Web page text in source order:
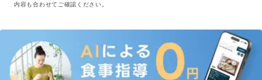
料金
プログラム
よくあるご質問
内容も合わせてご確認ください。